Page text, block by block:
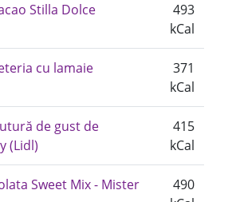
Stilla Dolce
493
kCal
cu lamaie
371
kCal
de gust de
(Lidl)
415
kCal
Sweet Mix - Mister
490